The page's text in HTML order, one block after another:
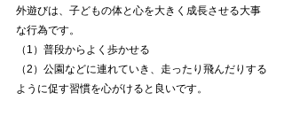
外遊びは、子どもの体と心を大きく成長させる大事
な行為です。
（1）普段からよく歩かせる
（2）公園などに連れていき、走ったり飛んだりする
ように促す習慣を心がけると良いです。